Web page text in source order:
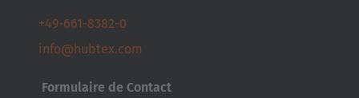
+49-661-8382-0
info@hubtex.com
Formulaire de Contact